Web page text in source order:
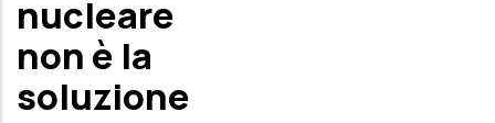
nucleare
non è la
soluzione